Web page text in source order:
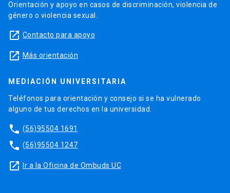
Orientación y apoyo en casos de discriminación, violencia de
género o violencia sexual.
launch Contacto para apoyo
launch Más orientación
MEDIACIÓN UNIVERSITARIA
Teléfonos para orientación y consejo si se ha vulnerado
alguno de tus derechos en la universidad.
phone (56)95504 1691
phone (56)95504 1247
launch Ir a la Oficina de Ombuds UC